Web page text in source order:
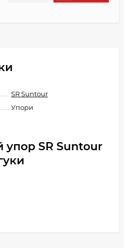
SR Suntour
Упори
упор SR Suntour